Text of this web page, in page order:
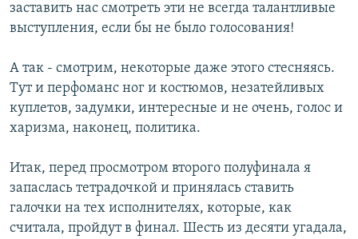
заставить нас смотреть эти не всегда талантливые
выступления, если бы не было голосования!
А так - смотрим, некоторые даже этого стесняясь.
Тут и перфоманс ног и костюмов, незатейливых
куплетов, задумки, интересные и не очень, голос и
харизма, наконец, политика.
Итак, перед просмотром второго полуфинала я
запаслась тетрадочкой и принялась ставить
галочки на тех исполнителях, которые, как
считала, пройдут в финал. Шесть из десяти угадала,